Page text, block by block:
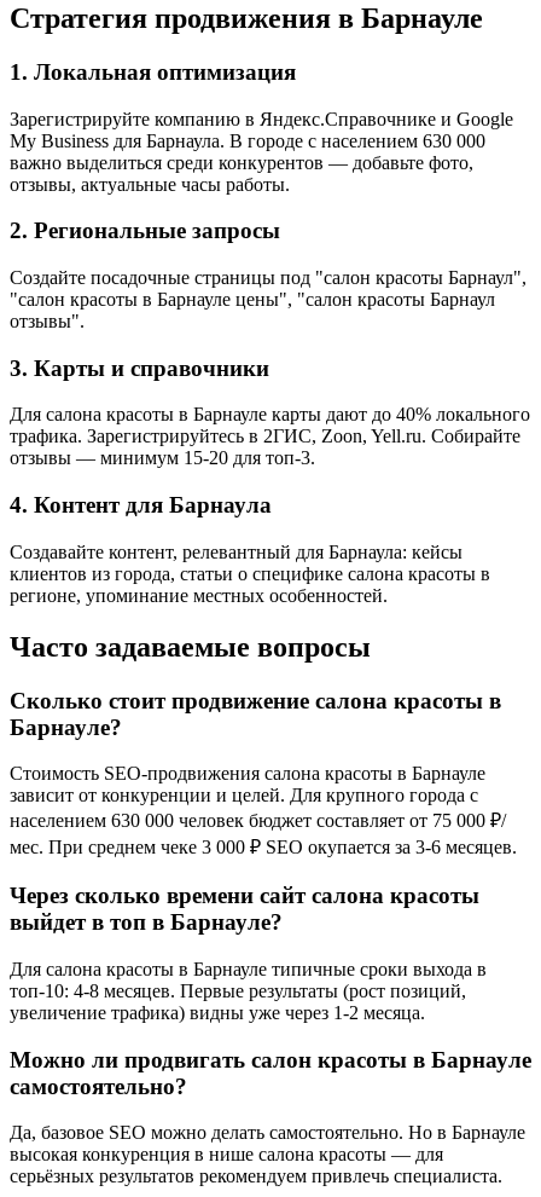
Стратегия продвижения в Барнауле
1. Локальная оптимизация
Зарегистрируйте компанию в Яндекс.Справочнике и Google
My Business для Барнаула. В городе с населением 630 000
важно выделиться среди конкурентов — добавьте фото,
отзывы, актуальные часы работы.
2. Региональные запросы
Создайте посадочные страницы под "салон красоты Барнаул",
"салон красоты в Барнауле цены", "салон красоты Барнаул
отзывы".
3. Карты и справочники
Для салона красоты в Барнауле карты дают до 40% локального
трафика. Зарегистрируйтесь в 2ГИС, Zoon, Yell.ru. Собирайте
отзывы — минимум 15-20 для топ-3.
4. Контент для Барнаула
Создавайте контент, релевантный для Барнаула: кейсы
клиентов из города, статьи о специфике салона красоты в
регионе, упоминание местных особенностей.
Часто задаваемые вопросы
Сколько стоит продвижение салона красоты в
Барнауле?
Стоимость SEO-продвижения салона красоты в Барнауле
зависит от конкуренции и целей. Для крупного города с
населением 630 000 человек бюджет составляет от 75 000 ₽/
мес. При среднем чеке 3 000 ₽ SEO окупается за 3-6 месяцев.
Через сколько времени сайт салона красоты
выйдет в топ в Барнауле?
Для салона красоты в Барнауле типичные сроки выхода в
топ-10: 4-8 месяцев. Первые результаты (рост позиций,
увеличение трафика) видны уже через 1-2 месяца.
Можно ли продвигать салон красоты в Барнауле
самостоятельно?
Да, базовое SEO можно делать самостоятельно. Но в Барнауле
высокая конкуренция в нише салона красоты — для
серьёзных результатов рекомендуем привлечь специалиста.